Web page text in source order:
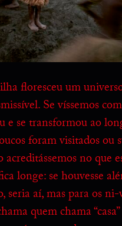
floresceu um
Se víssemos
e se transformou ao
foram visitados ou
acreditássemos no que
longe: se houvesse
seria aí, mas para os
quem chama